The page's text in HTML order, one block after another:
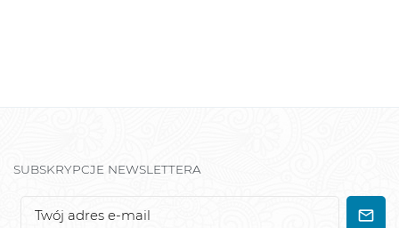
SUBSKRYPCJE NEWSLETTERA